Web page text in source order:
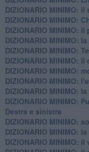
DIZIONARIO MINIMO: il
DIZIONARIO MINIMO:
DIZIONARIO MINIMO: il
DIZIONARIO MINIMO:
DIZIONARIO MINIMO:
DIZIONARIO MINIMO: il
DIZIONARIO MINIMO:
DIZIONARIO MINIMO:
DIZIONARIO MINIMO:
DIZIONARIO MINIMO:
Destra e sinistra
DIZIONARIO MINIMO:
DIZIONARIO MINIMO:
DIZIONARIO MINIMO: il